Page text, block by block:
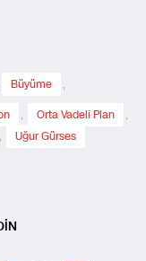
Büyüme ,
, Orta Vadeli Plan
,
, Uğur Gürses